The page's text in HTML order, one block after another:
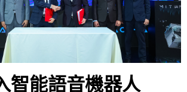
智能語音機器人